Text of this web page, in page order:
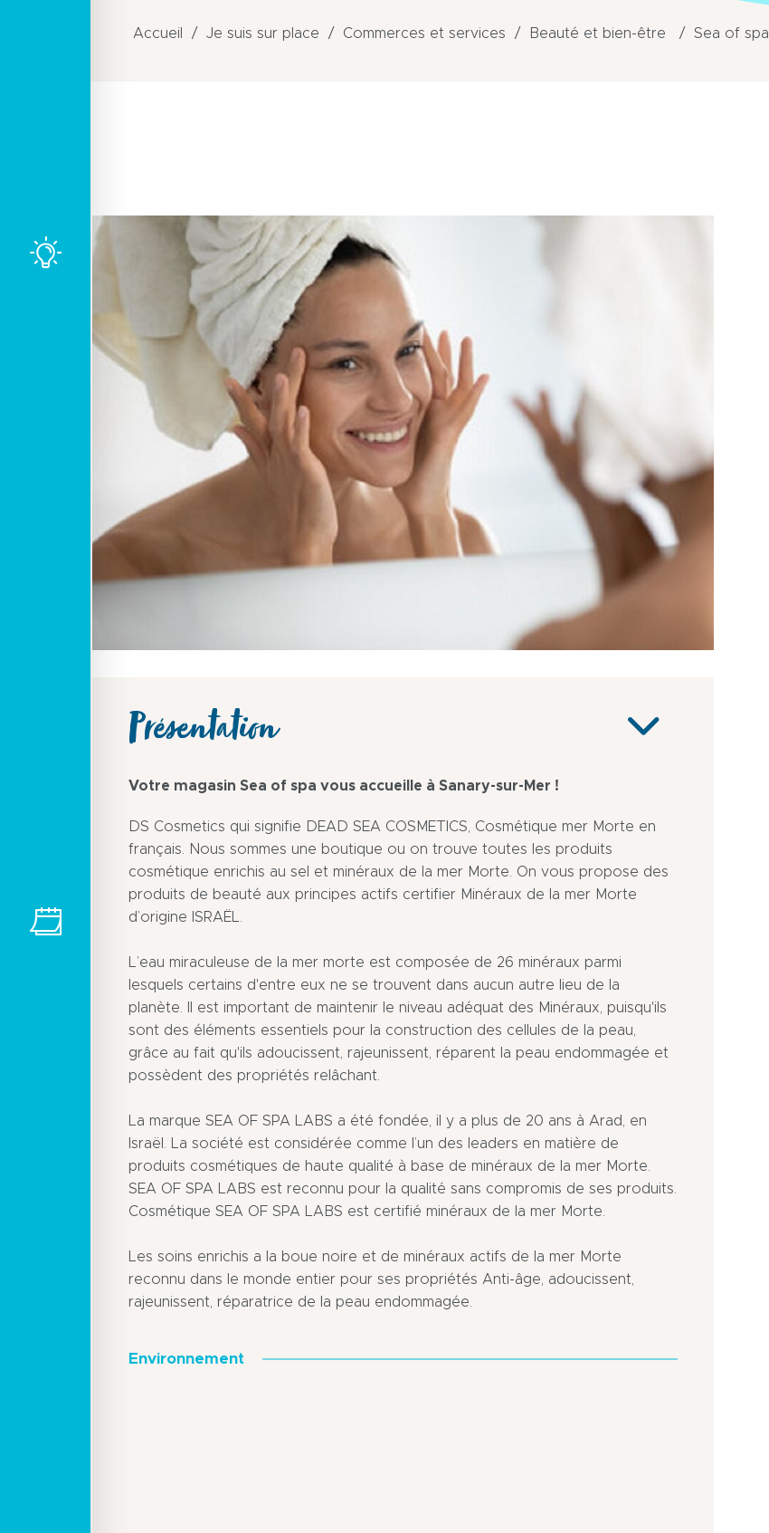
Accueil Je suis sur place Commerces et services Beauté et bien-être Sea of spa
Présentation
Votre magasin Sea of spa vous accueille à Sanary-sur-Mer !
DS Cosmetics qui signifie DEAD SEA COSMETICS, Cosmétique mer Morte en
français. Nous sommes une boutique ou on trouve toutes les produits
cosmétique enrichis au sel et minéraux de la mer Morte. On vous propose des
produits de beauté aux principes actifs certifier Minéraux de la mer Morte
d’origine ISRAËL.
L’eau miraculeuse de la mer morte est composée de 26 minéraux parmi
lesquels certains d'entre eux ne se trouvent dans aucun autre lieu de la
planète. Il est important de maintenir le niveau adéquat des Minéraux, puisqu'ils
sont des éléments essentiels pour la construction des cellules de la peau,
grâce au fait qu'ils adoucissent, rajeunissent, réparent la peau endommagée et
possèdent des propriétés relâchant.
La marque SEA OF SPA LABS a été fondée, il y a plus de 20 ans à Arad, en
Israël. La société est considérée comme l’un des leaders en matière de
produits cosmétiques de haute qualité à base de minéraux de la mer Morte.
SEA OF SPA LABS est reconnu pour la qualité sans compromis de ses produits.
Cosmétique SEA OF SPA LABS est certifié minéraux de la mer Morte.
Les soins enrichis a la boue noire et de minéraux actifs de la mer Morte
reconnu dans le monde entier pour ses propriétés Anti-âge, adoucissent,
rajeunissent, réparatrice de la peau endommagée.
Environnement
Centre